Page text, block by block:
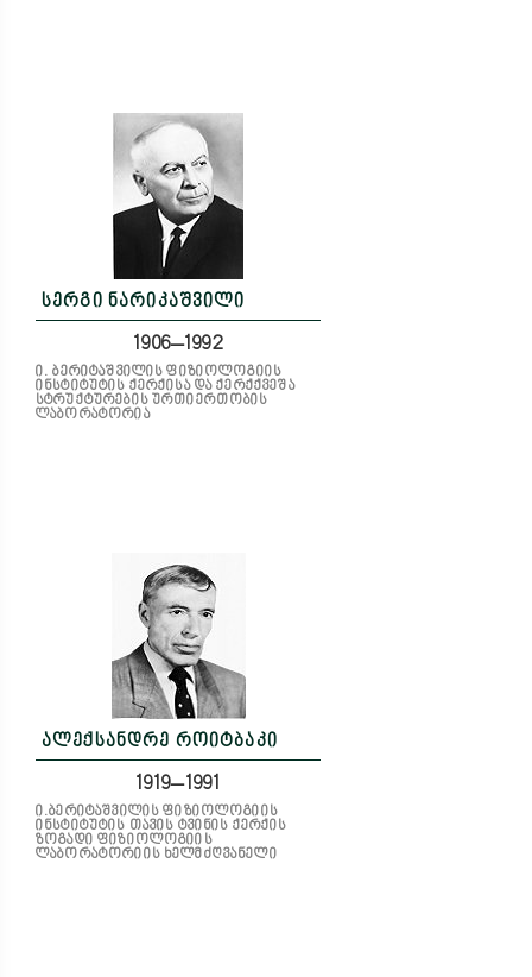
სერგი ნარიკაშვილი
1906–1992
ი. ბერიტაშვილის ფიზიოლოგიის
ინსტიტუტის ქერქისა და ქერქქვეშა
სტრუქტურების ურთიერთობის
ლაბორატორია
ალექსანდრე როიტბაკი
1919–1991
ი.ბერიტაშვილის ფიზიოლოგიის
ინსტიტუტის თავის ტვინის ქერქის
ზოგადი ფიზიოლოგიის
ლაბორატორიის ხელმძღვანელი